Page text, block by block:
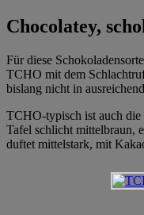
Chocolatey,
Für diese
TCHO mit dem
bislang nicht in
TCHO-typisch ist auch die
Tafel schlicht mittelbraun,
duftet mittelstark, mit